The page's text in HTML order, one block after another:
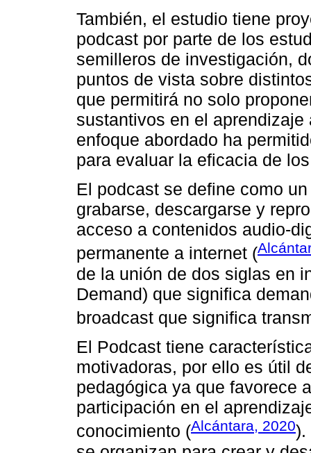
También, el estudio tiene
podcast por parte de los
semilleros de investigación,
puntos de vista sobre
que permitirá no solo
sustantivos en el
enfoque abordado ha
para evaluar la eficacia de
El podcast se define como
grabarse, descargarse y
acceso a contenidos audio-
permanente a internet (
de la unión de dos siglas en
Demand) que significa
broadcast que significa
El Podcast tiene
motivadoras, por ello es útil
pedagógica ya que favorece
participación en el
conocimiento (Alcántara, 2020).